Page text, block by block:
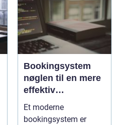
Bookingsystem
nøglen til en mere
effektiv
klinikhverdag
Et moderne
bookingsystem er